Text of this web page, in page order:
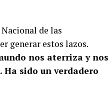
de las
generar estos lazos.
nos aterriza y nos
sido un verdadero